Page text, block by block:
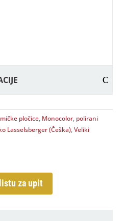
pločice, Monocolor, polirani
Lasselsberger (Češka),Veliki
za upit